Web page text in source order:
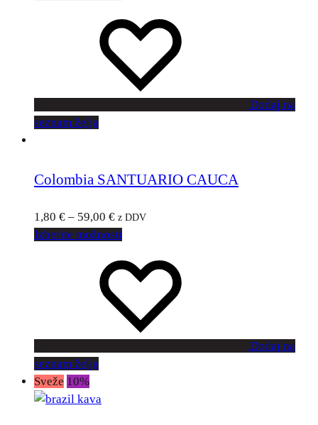
Dodaj na
seznam želja
Colombia SANTUARIO CAUCA
1,80 € – 59,00 € z DDV
Izberite možnosti
Dodaj na
seznam želja
Sveže 10%